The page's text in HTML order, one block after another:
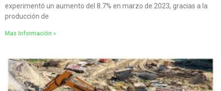
experimentó un aumento del 8.7% en marzo de 2023, gracias a la
producción de
Mas Información »